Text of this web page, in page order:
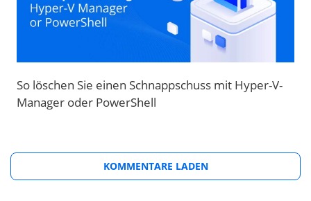
So löschen Sie einen Schnappschuss mit Hyper-V-
Manager oder PowerShell
KOMMENTARE LADEN